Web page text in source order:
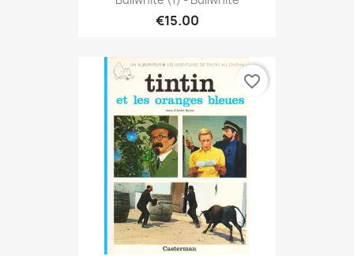
€15.00
favorite_border